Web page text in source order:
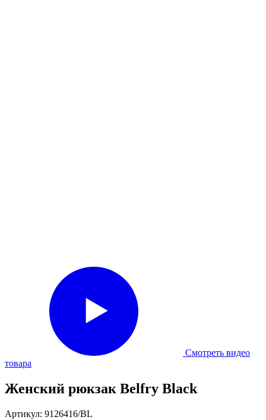
Смотреть видео
товара
Женский рюкзак Belfry Black
Артикул: 9126416/BL